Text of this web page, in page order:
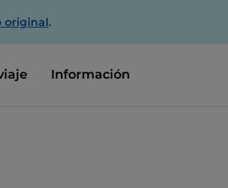
original.
Información